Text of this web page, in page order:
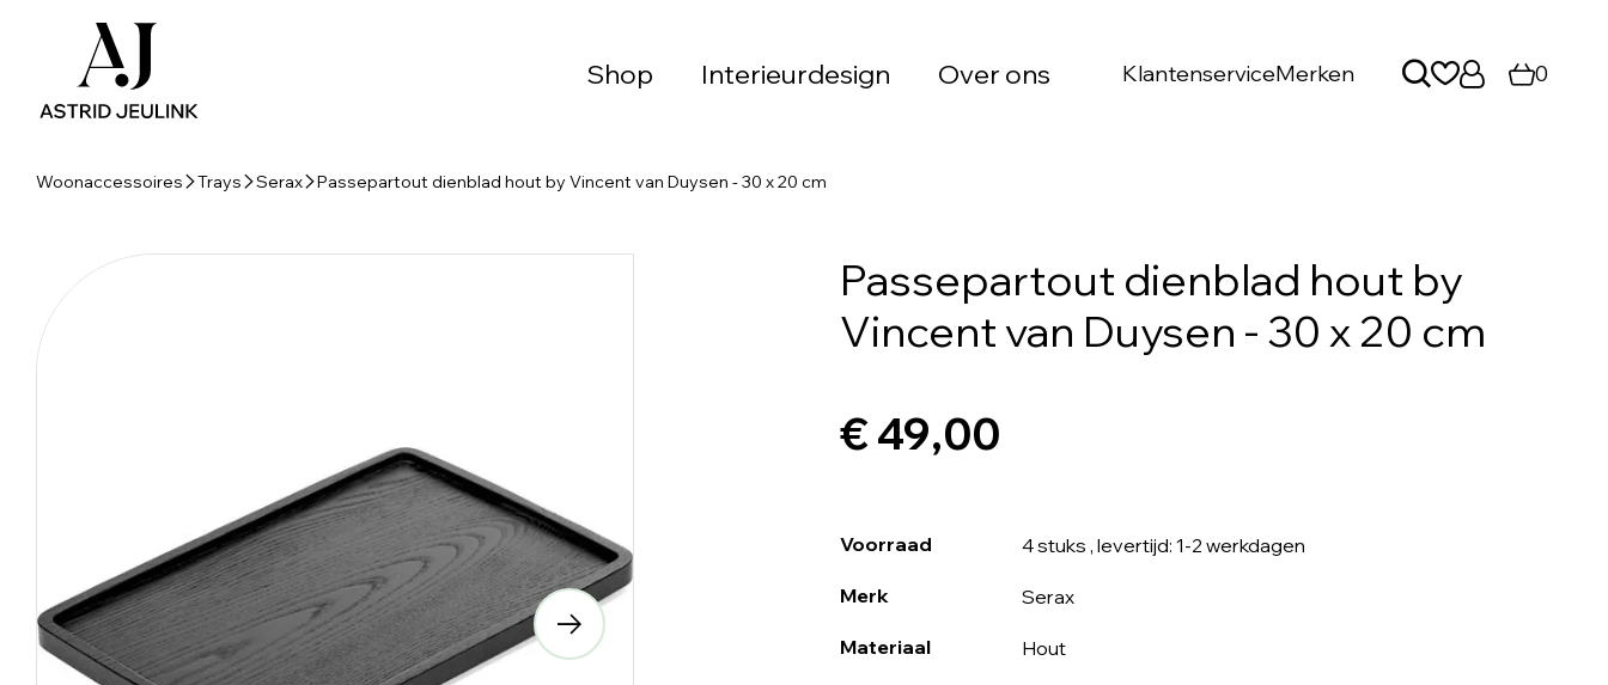
Shop Interieurdesign Over ons KlantenserviceMerken 0
Woonaccessoires Trays Serax Passepartout dienblad hout by Vincent van Duysen - 30 x 20 cm
Passepartout dienblad hout by
Vincent van Duysen - 30 x 20 cm
€ 49,00
Voorraad 4 stuks , levertijd: 1-2 werkdagen
Merk Serax
Materiaal Hout